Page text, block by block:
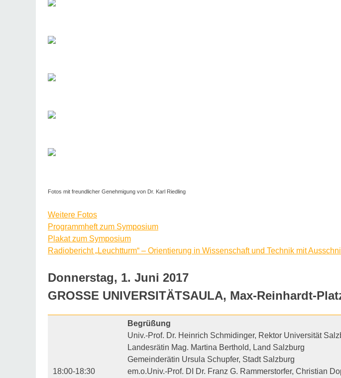
Fotos mit freundlicher Genehmigung von Dr. Karl Riedling
Weitere Fotos
Programmheft zum Symposium
Plakat zum Symposium
Radiobericht „Leuchtturm“ – Orientierung in Wissenschaft und Technik mit
Donnerstag, 1. Juni 2017
GROSSE UNIVERSITÄTSAULA, Max-Reinhardt-
18:00-18:30
Begrüßung
Univ.-Prof. Dr. Heinrich Schmidinger, Rektor Universität
Landesrätin Mag. Martina Berthold, Land Salzburg
Gemeinderätin Ursula Schupfer, Stadt Salzburg
em.o.Univ.-Prof. DI Dr. Franz G. Rammerstorfer, Christian